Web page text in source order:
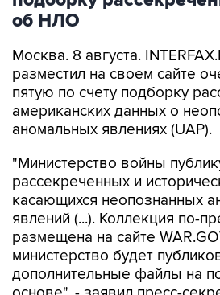
Москва. 8 августа.
пятую по счету подборку
американских данных о
аномальных явлениях (UAP).
"Министерство войны
касающихся неопознанных
явлений (...). Коллекция по-
размещена на сайте
министерство будет
дополнительные файлы на
основе", - заявил пресс-
Шон Парнелл, добавив, что